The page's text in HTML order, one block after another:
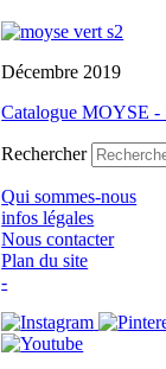
Décembre 2019
Catalogue MOYSE -
Rechercher
Qui sommes-nous
infos légales
Nous contacter
Plan du site
-